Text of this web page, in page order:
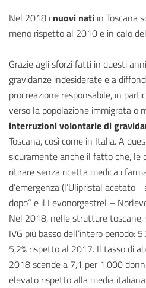
Nel 2018 i nuovi nati in Toscana
meno rispetto al 2010 e in calo
Grazie agli sforzi fatti in questi
gravidanze indesiderate e a
procreazione responsabile, in
verso la popolazione immigrata o
interruzioni volontarie di
Toscana, così come in Italia. A
sicuramente anche il fatto che, le
ritirare senza ricetta medica i
d’emergenza (l’Ulipristal acetato
dopo” e il Levonorgestrel –
Nel 2018, nelle strutture
IVG più basso dell’intero periodo:
5,2% rispetto al 2017. Il tasso di
2018 scende a 7,1 per 1.000
elevato rispetto alla media